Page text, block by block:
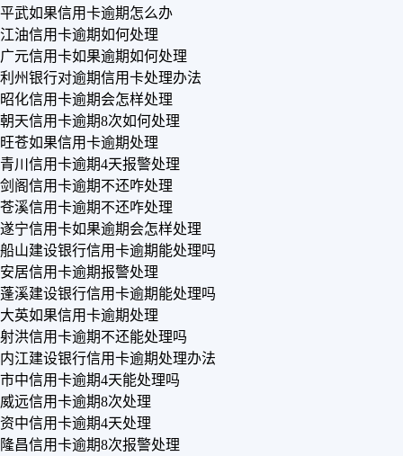
平武如果信用卡逾期怎么办
江油信用卡逾期如何处理
广元信用卡如果逾期如何处理
利州银行对逾期信用卡处理办法
昭化信用卡逾期会怎样处理
朝天信用卡逾期8次如何处理
旺苍如果信用卡逾期处理
青川信用卡逾期4天报警处理
剑阁信用卡逾期不还咋处理
苍溪信用卡逾期不还咋处理
遂宁信用卡如果逾期会怎样处理
船山建设银行信用卡逾期能处理吗
安居信用卡逾期报警处理
蓬溪建设银行信用卡逾期能处理吗
大英如果信用卡逾期处理
射洪信用卡逾期不还能处理吗
内江建设银行信用卡逾期处理办法
市中信用卡逾期4天能处理吗
威远信用卡逾期8次处理
资中信用卡逾期4天处理
隆昌信用卡逾期8次报警处理